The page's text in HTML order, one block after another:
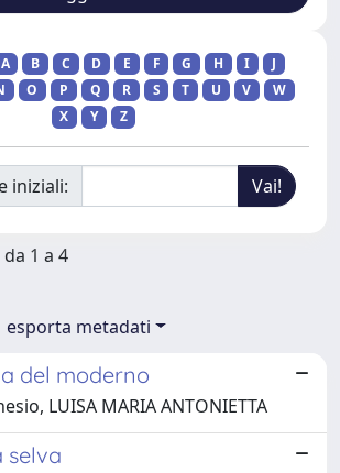
A B C D E F G H I
J
O P Q R S T U V
W
X
Y Z
iniziali:
1 a 4
esporta metadati
del moderno
LUISA MARIA ANTONIETTA
selva